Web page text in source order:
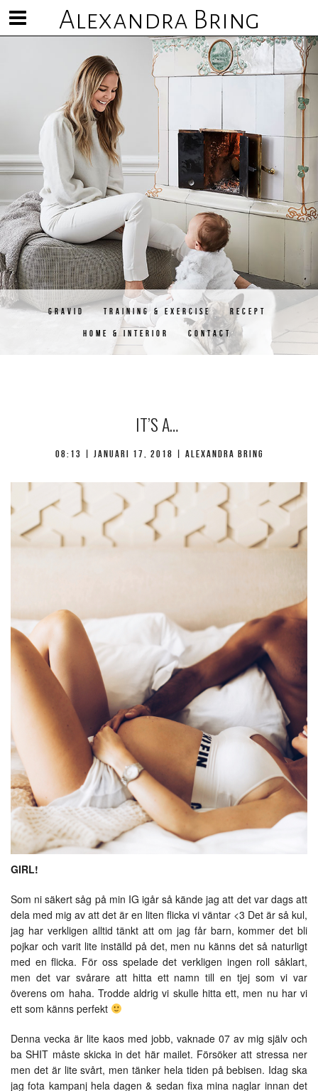
Alexandra Bring
Visa/göm
meny
GRAVID TRAINING & EXERCISE RECEPT
HOME & INTERIOR CONTACT
IT’S A…
08:13 | januari 17, 2018 | Alexandra Bring
GIRL!
Som ni säkert såg på min IG igår så kände jag att det var dags att
dela med mig av att det är en liten flicka vi väntar <3 Det är så kul,
jag har verkligen alltid tänkt att om jag får barn, kommer det bli
pojkar och varit lite inställd på det, men nu känns det så naturligt
med en flicka. För oss spelade det verkligen ingen roll såklart,
men det var svårare att hitta ett namn till en tjej som vi var
överens om haha. Trodde aldrig vi skulle hitta ett, men nu har vi
ett som känns perfekt
Denna vecka är lite kaos med jobb, vaknade 07 av mig själv och
ba SHIT måste skicka in det här mailet. Försöker att stressa ner
men det är lite svårt, men tänker hela tiden på bebisen. Idag ska
jag fota kampanj hela dagen & sedan fixa mina naglar innan det